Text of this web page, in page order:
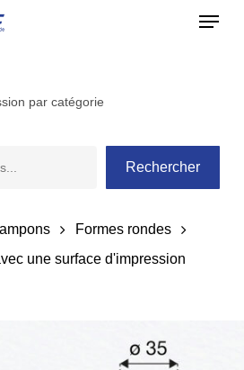
Menu
par catégorie
Rechercher
Formes rondes
une surface d'impression